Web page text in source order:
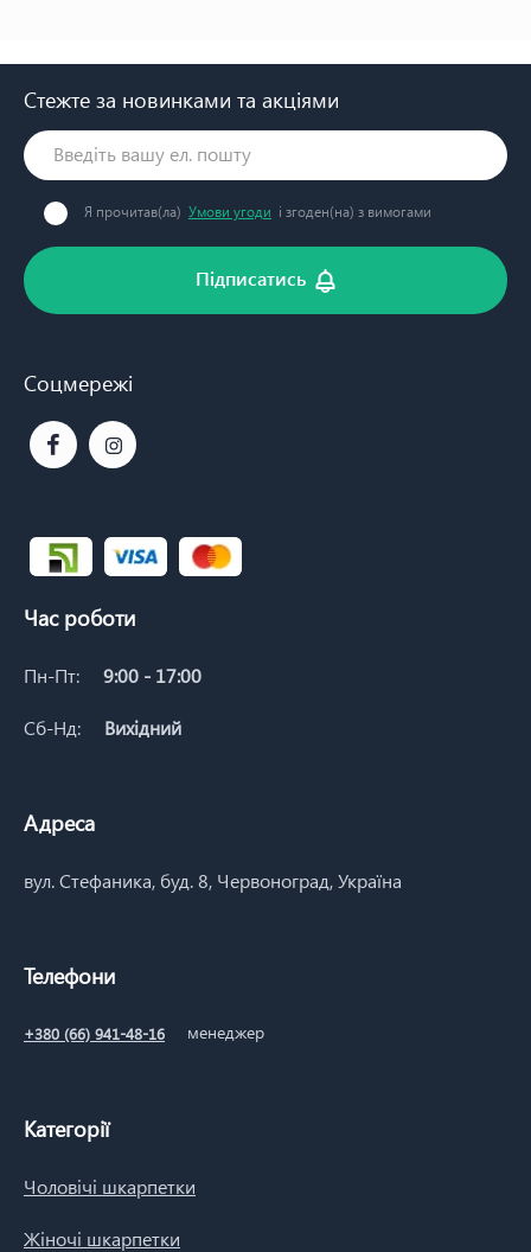
Стежте за новинками та акціями
Я прочитав(ла) Умови угоди і згоден(на) з вимогами
Підписатись
Соцмережі
Час роботи
Пн-Пт: 9:00 - 17:00
Сб-Нд: Вихідний
Адреса
вул. Стефаника, буд. 8, Червоноград, Україна
Телефони
+380 (66) 941-48-16 менеджер
Категорії
Чоловічі шкарпетки
Жіночі шкарпетки